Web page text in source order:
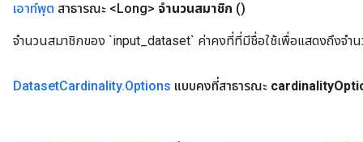
เอาท์พุต สาธารณะ <Long> จำนวนสมาชิก ()
จำนวนสมาชิกของ `input_dataset` ค่าคงที่ที่มีชื่อใช้เพื่อแสดงถึงจำ
DatasetCardinality.Options แบบคงที่สาธารณะ cardinality